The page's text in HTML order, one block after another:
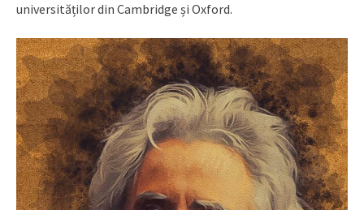
universităților din Cambridge și Oxford.